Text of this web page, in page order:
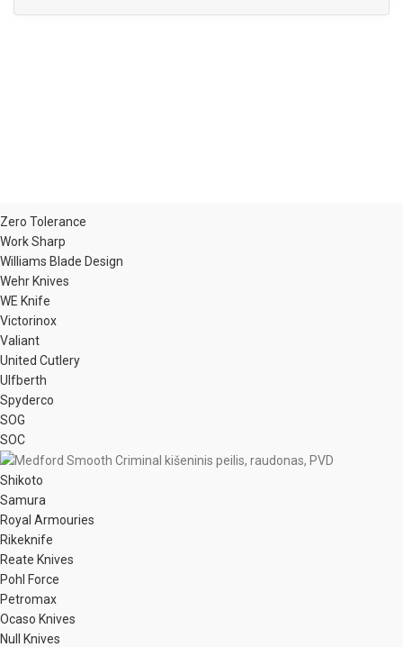
Zero Tolerance
Work Sharp
Williams Blade Design
Wehr Knives
WE Knife
Victorinox
Valiant
United Cutlery
Ulfberth
Spyderco
SOG
SOC
Shikoto
Samura
Royal Armouries
Rikeknife
Reate Knives
Pohl Force
Petromax
Ocaso Knives
Null Knives